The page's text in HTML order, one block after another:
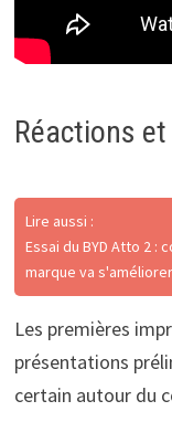
Réactions
Lire aussi :
Essai du BYD Atto 2 :
marque va
Les premières
présentations
certain autour du